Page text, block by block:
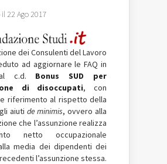
22 Ago 2017
dei Consulenti del Lavoro
ad aggiornare le FAQ in
c.d. Bonus SUD per
di disoccupati, con
riferimento al rispetto della
aiuti de minimis, ovvero alla
che l’assunzione realizza
netto occupazionale
media dei dipendenti dei
l’assunzione stessa.